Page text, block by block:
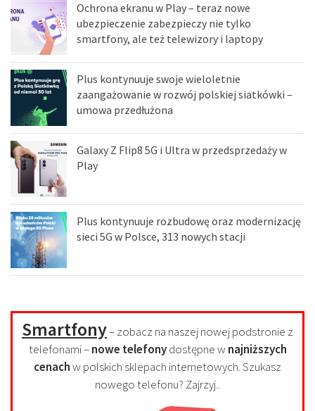
Ochrona ekranu w Play – teraz nowe
ubezpieczenie zabezpieczy nie tylko
smartfony, ale też telewizory i laptopy
Plus kontynuuje swoje wieloletnie
zaangażowanie w rozwój polskiej siatkówki –
umowa przedłużona
Galaxy Z Flip8 5G i Ultra w przedsprzedaży w
Play
Plus kontynuuje rozbudowę oraz modernizację
sieci 5G w Polsce, 313 nowych stacji
Smartfony– zobacz na naszej nowej podstronie z
telefonami –nowe telefonydostępne w najniższych
cenachw polskich sklepach internetowych. Szukasz
nowego telefonu? Zajrzyj..